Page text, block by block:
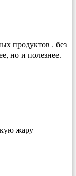
продуктов , без
но и полезнее.
жару